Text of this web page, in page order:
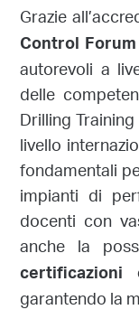
Grazie
Control Forum
autorevoli a
delle
Drilling
livello
fondamentali
impianti di
docenti con
anche la
certificazioni
garantendo la